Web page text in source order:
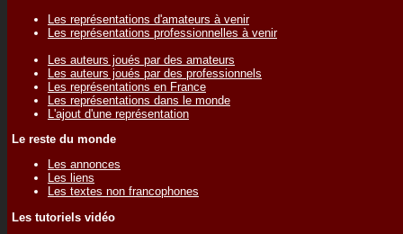
Les représentations d'amateurs à venir
Les représentations professionnelles à venir
Les auteurs joués par des amateurs
Les auteurs joués par des professionnels
Les représentations en France
Les représentations dans le monde
L'ajout d'une représentation
Le reste du monde
Les annonces
Les liens
Les textes non francophones
Les tutoriels vidéo